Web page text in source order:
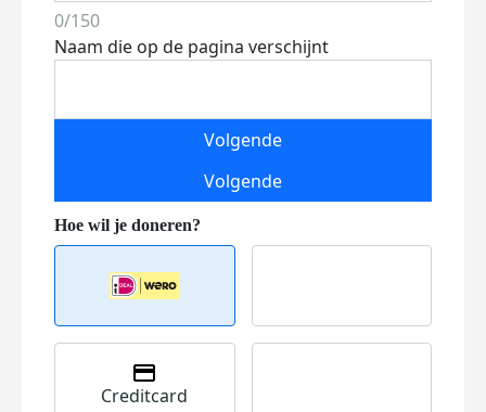
0/150
Naam die op de pagina verschijnt
Volgende
Volgende
Creditcard